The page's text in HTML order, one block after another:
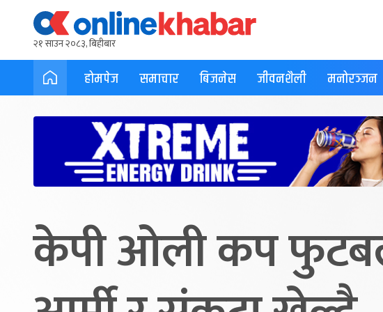
२१ साउन २०८३, बिहीबार
होमपेज समाचार बिजनेस जीवनशैली मनोरञ्जन
केपी ओली कप